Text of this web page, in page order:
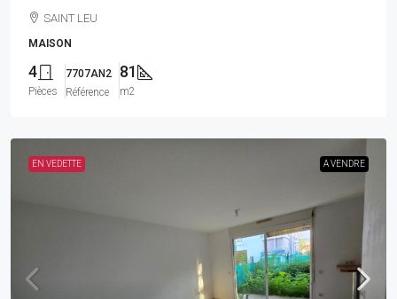
SAINT LEU
MAISON
4
Pièces
7707AN2
Référence
81
m2
EN VEDETTE A VENDRE